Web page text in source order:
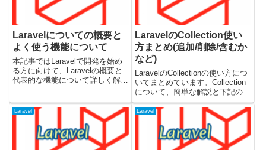
Laravelについての概要と
よく使う機能について
本記事ではLaravelで開発を始め
る方に向けて、Laravelの概要と
代表的な機能について詳しく解説
とつで、Webアプリケーションを
簡単かつ効率的に開発できる環
LaravelのCollection使い
方まとめ(追加/削除/含むか
など)
LaravelのCollectionの使い方につ
いてまとめています。Collection
について、簡単な解説と下記のメ
ソッドを使ってみています。・
get・all・add・push・put・
where・filter・map・each・
Laravel Laravel